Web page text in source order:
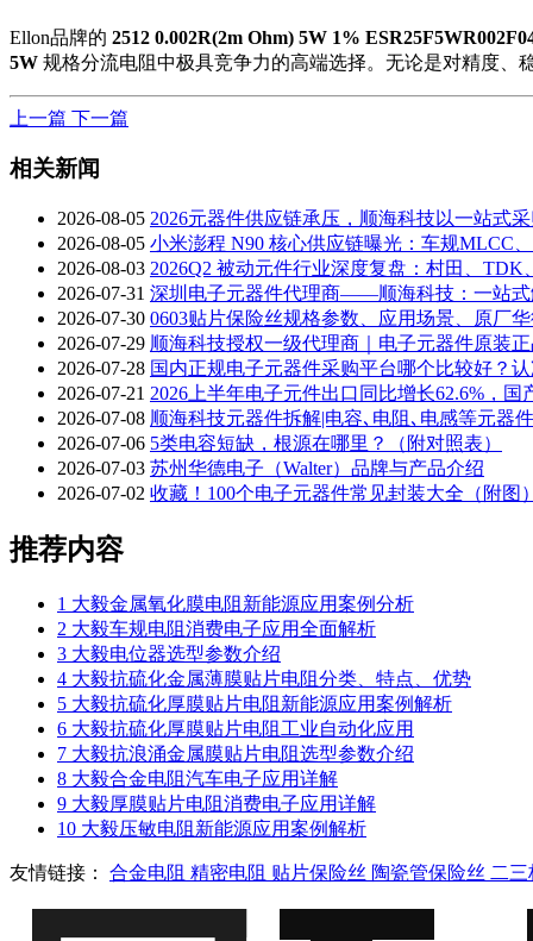
Ellon品牌的 2512 0.002R(2m Ohm) 5W 1%
5W 规格分流电阻中极具竞争力的高端选择。无论是对精度
上一篇 下一篇
相关新闻
2026-08-05 2026元器件供应链承压，顺海科技以一站式
2026-08-05 小米澎程 N90 核心供应链曝光：车规MLCC
2026-08-03 2026Q2 被动元件行业深度复盘：村田、TDK
2026-07-31 深圳电子元器件代理商——顺海科技：一站
2026-07-30 0603贴片保险丝规格参数、应用场景、原厂
2026-07-29 顺海科技授权一级代理商｜电子元器件原装
2026-07-28 国内正规电子元器件采购平台哪个比较好？
2026-07-21 2026上半年电子元件出口同比增长62.6%，
2026-07-08 顺海科技元器件拆解|电容､电阻､电感等元器
2026-07-06 5类电容短缺，根源在哪里？（附对照表）
2026-07-03 苏州华德电子（Walter）品牌与产品介绍
2026-07-02 收藏！100个电子元器件常见封装大全（附图
推荐内容
1 大毅金属氧化膜电阻新能源应用案例分析
2 大毅车规电阻消费电子应用全面解析
3 大毅电位器选型参数介绍
4 大毅抗硫化金属薄膜贴片电阻分类、特点、优势
5 大毅抗硫化厚膜贴片电阻新能源应用案例解析
6 大毅抗硫化厚膜贴片电阻工业自动化应用
7 大毅抗浪涌金属膜贴片电阻选型参数介绍
8 大毅合金电阻汽车电子应用详解
9 大毅厚膜贴片电阻消费电子应用详解
10 大毅压敏电阻新能源应用案例解析
友情链接： 合金电阻 精密电阻 贴片保险丝 陶瓷管保险丝 二